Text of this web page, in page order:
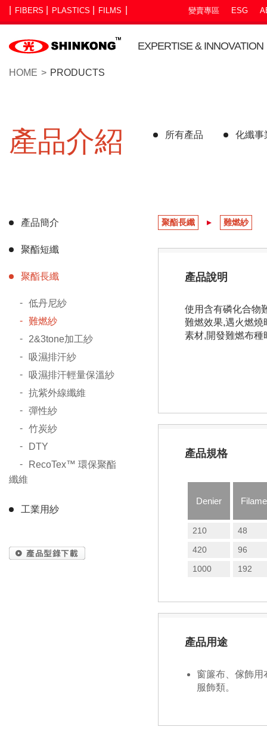
FIBERS PLASTICS FILMS 變賣專區 ESG
EXPERTISE & INNOVATION
HOME PRODUCTS
產品介紹 所有產品 化纖事
產品簡介
聚酯短纖
聚酯長纖
低丹尼紗
難燃紗
2&3tone加工紗
吸濕排汗紗
吸濕排汗輕量保溫紗
抗紫外線纖維
彈性紗
竹炭紗
DTY
RecoTex™ 環保聚酯
纖維
工業用紗
聚酯長纖 難燃紗
產品說明
使用含有磷化合物
難燃效果,遇火燃燒
素材,開發難燃布種
產品規格
Denier
210
48
420
96
1000
192
產品用途
窗簾布、傢飾
服飾類。